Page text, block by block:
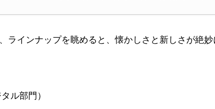
インナップを眺めると、懐かしさと新しさが絶妙
タル部門）